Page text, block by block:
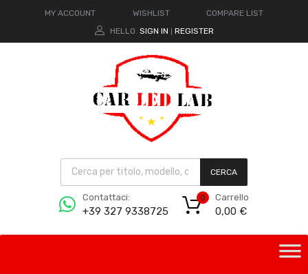
MY ACCOUNT WISHLIST
COMPARE LIST
HELLO. SIGN IN REGISTER
CERCA
Contattaci:
+39 327 9338725
Carrello
0,00 €
0